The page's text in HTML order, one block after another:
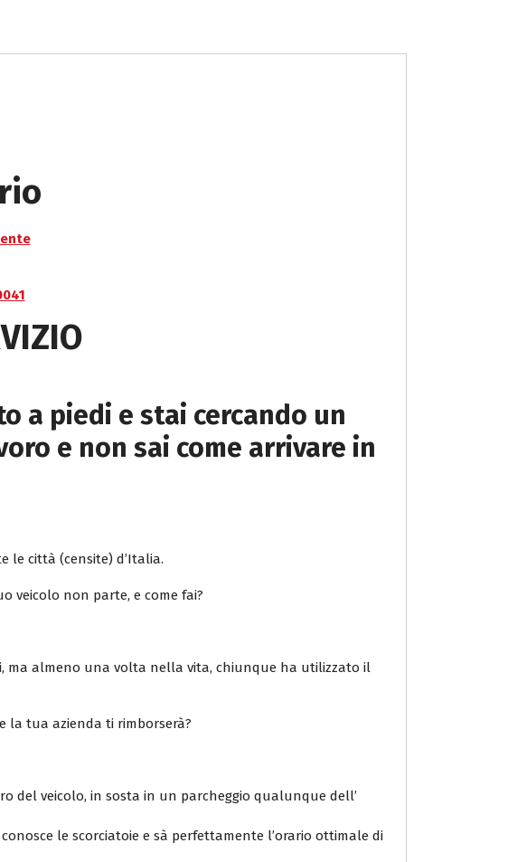
a piedi e stai cercando un
e non sai come arrivare in
le città (censite) d’Italia.
veicolo non parte, e come fai?
ma almeno una volta nella vita, chiunque ha utilizzato il
la tua azienda ti rimborserà?
del veicolo, in sosta in un parcheggio qualunque dell’
le scorciatoie e sà perfettamente l’orario ottimale di